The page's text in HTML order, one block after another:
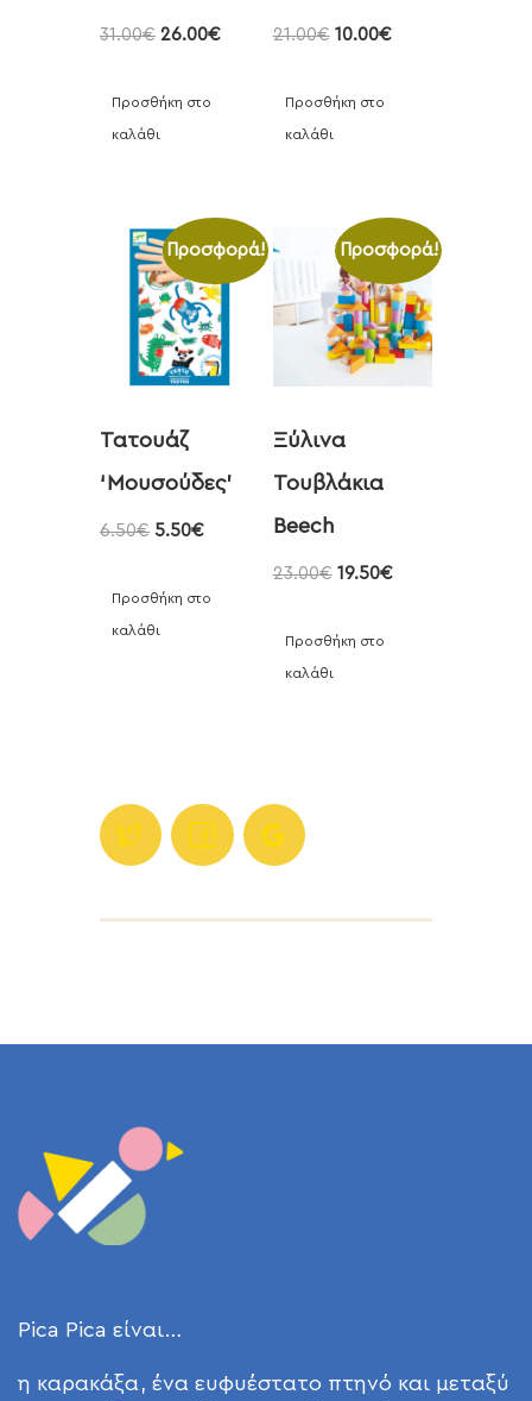
31.00€ 26.00€
Προσθήκη στο
καλάθι
21.00€ 10.00€
Προσθήκη στο
καλάθι
Προσφορά!
Τατουάζ
‘Μουσούδες’
6.50€ 5.50€
Προσθήκη στο
καλάθι
Προσφορά!
Ξύλινα
Τουβλάκια
Beech
23.00€ 19.50€
Προσθήκη στο
καλάθι
Pica Pica είναι…
η καρακάξα, ένα ευφυέστατο πτηνό και μεταξύ